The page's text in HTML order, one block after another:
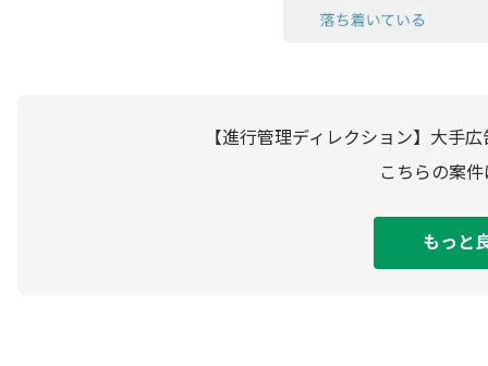
【進行管理ディレクション】大手
こちらの案
もっと